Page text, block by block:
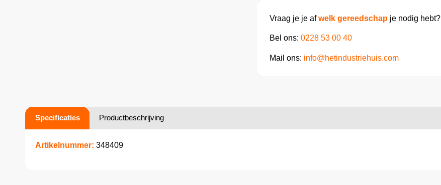
Vraag je je afwelk gereedschapje nodig hebt?
Bel ons: 0228 53 00 40
Mail ons: info@hetindustriehuis.com
Specificaties Productbeschrijving
Artikelnummer: 348409